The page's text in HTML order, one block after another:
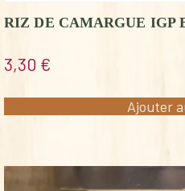
RIZ DE CAMARGUE IGP
3,30 €
Ajouter